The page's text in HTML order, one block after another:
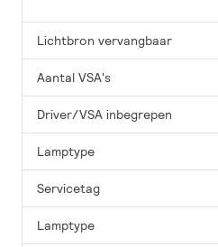
Lichtbron vervangbaar
Aantal VSA's
Driver/VSA inbegrepen
Lamptype
Servicetag
Lamptype